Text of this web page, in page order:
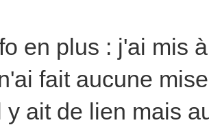
en plus : j'ai mis
fait aucune
y ait de lien mais